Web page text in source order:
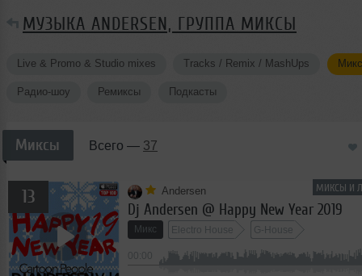
МУЗЫКА ANDERSEN, ГРУППА МИКСЫ
Live & Promo & Studio mixes Tracks / Remix / MashUps
Радио-шоу Ремиксы Подкасты
Миксы Всего — 37
МИКСЫ И
13 Andersen
Dj Andersen @ Happy New Year 2019
Микс Electro House G-House